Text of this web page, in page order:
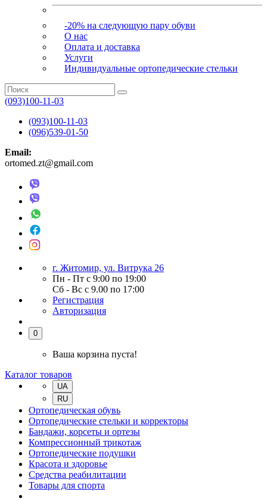
-20% на следующую пару обуви
О нас
Оплата и доставка
Услуги
Индивидуальные ортопедические стельки
(093)100-11-03
(093)100-11-03
(096)539-01-50
Email:
ortomed.zt@gmail.com
г. Житомир, ул. Витрука 26
Пн - Пт с 9:00 по 19:00
Сб - Вс с 9.00 по 17:00
Регистрация
Авторизация
0
Ваша корзина пуста!
Каталог товаров
UA
RU
Ортопедическая обувь
Ортопедические стельки и корректоры
Бандажи, корсеты и ортезы
Компрессионный трикотаж
Ортопедические подушки
Красота и здоровье
Средства реабилитации
Товары для спорта